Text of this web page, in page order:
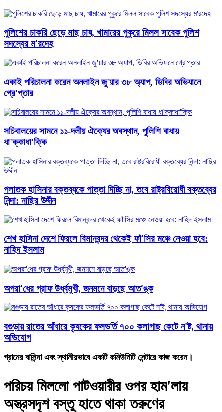
পুলিশের চাকরি ছেড়ে মাছ চাষ, খামারের পুকুরে মিলল সাবেক পুলিশ
সদস্যের ম'রদেহ
একাই পরিচালনা করেন অনলাইন জু'য়ার ৩৮ অ্যাপ, ডিবির অভিযানে
গ্রে'প্তার
সচিবালয়ের সামনে ১১-দলীয় ঐক্যের অবস্থান, পুলিশি বাধায়
ধা'ক্কাধা'ক্কি
পলাতক হাসিনার বক্তব্যকে পাত্তা দিচ্ছি না, তবে রাষ্ট্রবিরোধী বক্তব্যের
নিন্দা: নাছির উদ্দীন
শেখ হাসিনা দেশে ফিরলে বিমানবন্দর থেকেই ফাঁ'সির মঞ্চে নেওয়া হবে:
নাহিদ ইসলাম
অপরা'ধের গ্রাফ ঊর্ধ্বমুখী, জনমনে বাড়ছে আত'ঙ্ক
বগুড়ায় রাতের আঁধারে কৃষকের ফলভর্তি ৭০০ কলাগাছ কেটে ন'ষ্ট, থানায়
অভিযোগ
গ্রামের বাসিন্দা এবং স্থানীয়ভাবে একটি কমিউনিটি সেন্টারে কাজ করেন।
পরিচয় মিললো পাটওয়ারীর ওপর হাম'লায়
অস্ত্রসদৃশ বস্তু হাতে থাকা তরুণের